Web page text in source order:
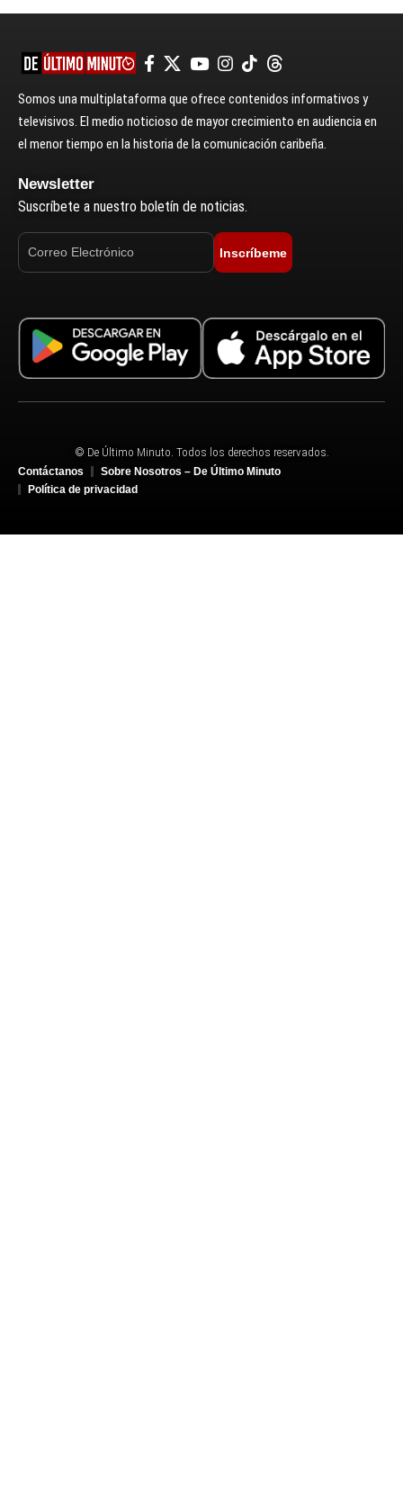
Somos una multiplataforma que ofrece contenidos informativos y
televisivos. El medio noticioso de mayor crecimiento en audiencia en
el menor tiempo en la historia de la comunicación caribeña.
Newsletter
Suscríbete a nuestro boletín de noticias.
Inscríbeme
© De Último Minuto. Todos los derechos reservados.
Contáctanos
Sobre Nosotros – De Último Minuto
Política de privacidad